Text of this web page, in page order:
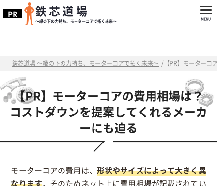
鉄芯道場
～縁の下の力持ち、モーターコアで拓く未来～
鉄芯道場 ～縁の下の力持ち、モーターコアで拓く未来～ / 【PR】モーター
【PR】モーターコアの費用相場は？
コストダウンを提案してくれるメーカ
ーにも迫る
モーターコアの費用は、 形状やサイズによって大きく異
なります。そのためネット上に費用相場が記載されてい